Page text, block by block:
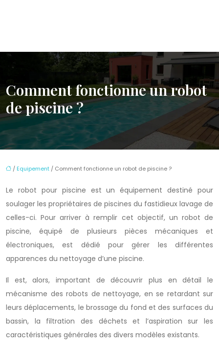
Comment fonctionne un robot
de piscine ?
/ Equipement / Comment fonctionne un robot de piscine ?
Le robot pour piscine est un équipement destiné pour
soulager les propriétaires de piscines du fastidieux lavage de
celles-ci. Pour arriver à remplir cet objectif, un robot de
piscine, équipé de plusieurs pièces mécaniques et
électroniques, est dédié pour gérer les différentes
apparences du nettoyage d’une piscine.
Il est, alors, important de découvrir plus en détail le
mécanisme des robots de nettoyage, en se retardant sur
leurs déplacements, le brossage du fond et des surfaces du
bassin, la filtration des déchets et l’aspiration sur les
caractéristiques générales des divers modèles existants.